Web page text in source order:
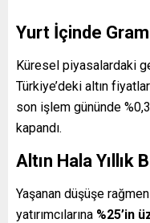
Yurt İçinde
Küresel piyasalardaki
Türkiye’deki altın
son işlem gününde
kapandı.
Altın Hala Yıllık
Yaşanan düşüşe
yatırımcılarına %25’in